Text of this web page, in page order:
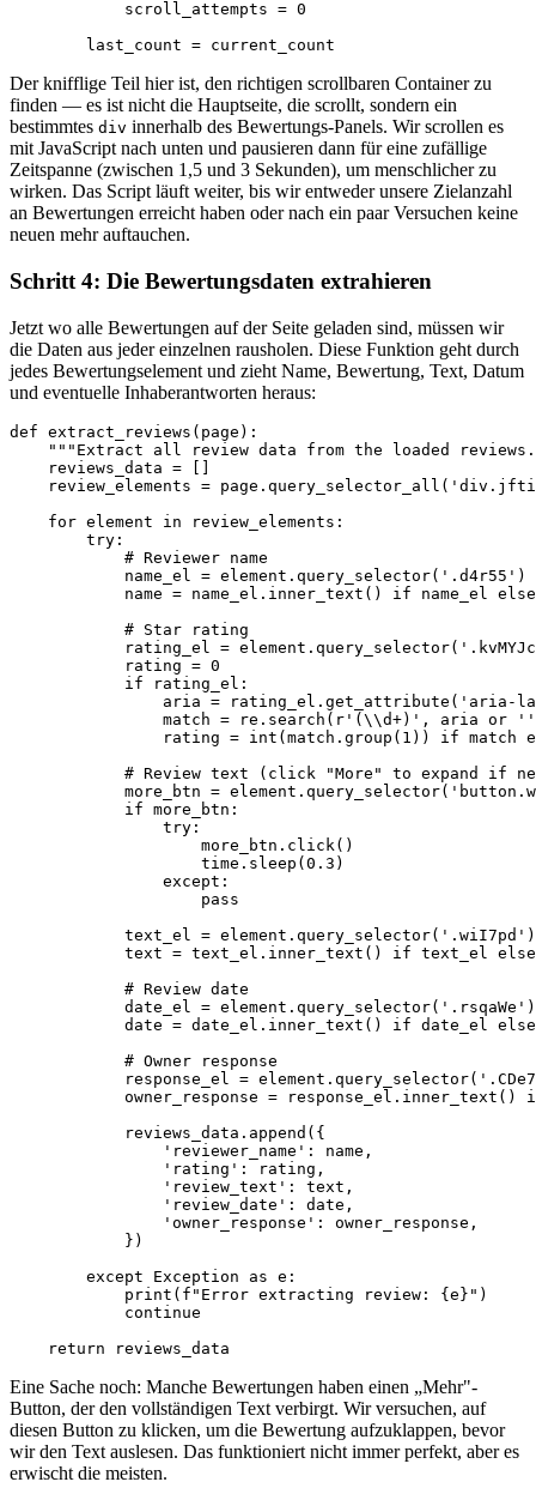
            scroll_attempts = 0
        last_count = current_count
Der knifflige Teil hier ist, den richtigen scrollbaren Container zu
finden — es ist nicht die Hauptseite, die scrollt, sondern ein
bestimmtes div innerhalb des Bewertungs-Panels. Wir scrollen es
mit JavaScript nach unten und pausieren dann für eine zufällige
Zeitspanne (zwischen 1,5 und 3 Sekunden), um menschlicher zu
wirken. Das Script läuft weiter, bis wir entweder unsere Zielanzahl
an Bewertungen erreicht haben oder nach ein paar Versuchen keine
neuen mehr auftauchen.
Schritt 4: Die Bewertungsdaten extrahieren
Jetzt wo alle Bewertungen auf der Seite geladen sind, müssen wir
die Daten aus jeder einzelnen rausholen. Diese Funktion geht durch
jedes Bewertungselement und zieht Name, Bewertung, Text, Datum
und eventuelle Inhaberantworten heraus:
def extract_reviews(page):
"""Extract all review data from the loaded
    reviews_data = []
review_elements =
    for element in review_elements:
        try:
            # Reviewer name
            name_el = element.query_selector('.d4r55')
name = name_el.inner_text() if name_el
            # Star rating
rating_el =
            rating = 0
            if rating_el:
aria = rating_el.get_attribute('aria-
match = re.search(r'(\\d+)', aria or
rating = int(match.group(1)) if match
# Review text (click "More" to expand if
more_btn =
            if more_btn:
                try:
                    more_btn.click()
                    time.sleep(0.3)
                except:
                    pass
            text_el = element.query_selector('.wiI7pd')
text = text_el.inner_text() if text_el
            # Review date
            date_el = element.query_selector('.rsqaWe')
date = date_el.inner_text() if date_el
            # Owner response
response_el =
owner_response = response_el.inner_text()
            reviews_data.append({
                'reviewer_name': name,
                'rating': rating,
                'review_text': text,
                'review_date': date,
                'owner_response': owner_response,
            })
        except Exception as e:
            print(f"Error extracting review: {e}")
            continue
    return reviews_data
Eine Sache noch: Manche Bewertungen haben einen „Mehr"-
Button, der den vollständigen Text verbirgt. Wir versuchen, auf
diesen Button zu klicken, um die Bewertung aufzuklappen, bevor
wir den Text auslesen. Das funktioniert nicht immer perfekt, aber es
erwischt die meisten.